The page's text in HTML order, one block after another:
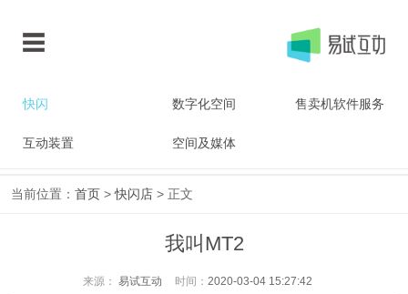
快闪 数字化空间 售卖机软件服务
互动装置 空间及媒体
当前位置： 首页 >快闪店 > 正文
我叫MT2
来源： 易试互动 时间： 2020-03-04 15:27:42